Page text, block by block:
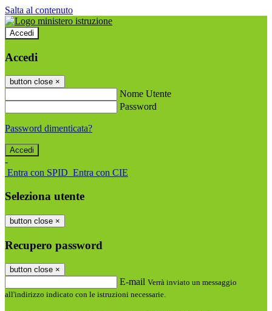
Salta al contenuto
Accedi
Accedi
button close ×
Nome Utente
Password
Password dimenticata?
-
Entra con SPID Entra con CIE
Seleziona utente
button close ×
Recupero password
button close ×
E-mail Verrà inviato un messaggio
all'indirizzo indicato con le istruzioni necessarie.